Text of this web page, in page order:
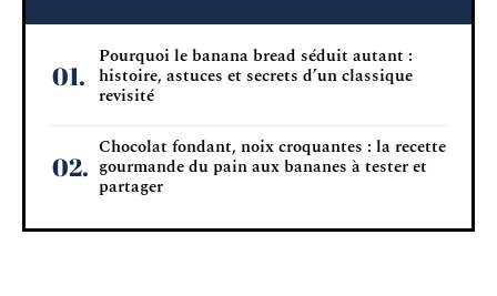
Pourquoi le banana bread séduit autant :
histoire, astuces et secrets d’un classique
revisité
Chocolat fondant, noix croquantes : la recette
gourmande du pain aux bananes à tester et
partager